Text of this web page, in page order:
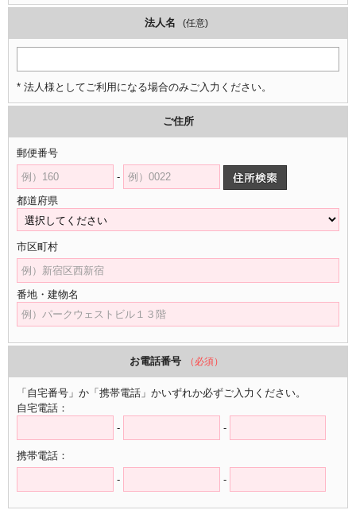
法人名 (任意)
* 法人様としてご利用になる場合のみご入力ください。
ご住所
郵便番号
-
都道府県
市区町村
番地・建物名
お電話番号 （必須）
「自宅番号」か「携帯電話」かいずれか必ずご入力ください。
自宅電話：
-
-
携帯電話：
-
-